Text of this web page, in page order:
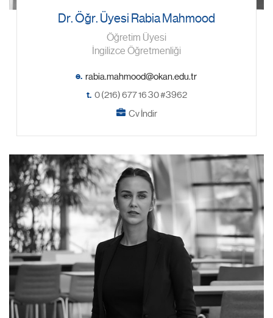
Dr. Öğr. Üyesi Rabia Mahmood
Öğretim Üyesi
İngilizce Öğretmenliği
e.
t. 0 (216) 677 16 30 #3962
Cv İndir